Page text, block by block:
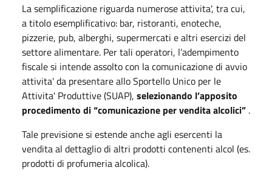
La semplificazione riguarda numerose attivita', tra cui,
a titolo esemplificativo: bar, ristoranti, enoteche,
pizzerie, pub, alberghi, supermercati e altri esercizi del
settore alimentare. Per tali operatori, l’adempimento
fiscale si intende assolto con la comunicazione di avvio
attivita' da presentare allo Sportello Unico per le
Attivita' Produttive (SUAP), selezionando l’apposito
procedimento di “comunicazione per vendita alcolici” .
Tale previsione si estende anche agli esercenti la
vendita al dettaglio di altri prodotti contenenti alcol (es.
prodotti di profumeria alcolica).